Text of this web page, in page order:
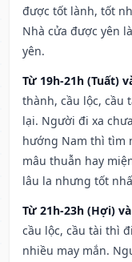
được tốt lành, tốt
Nhà cửa được yên
yên.
Từ 19h-21h (Tuất)
thành, cầu lộc, cầu
lại. Người đi xa
hướng Nam thì tìm
mâu thuẫn hay
lâu la nhưng tốt
Từ 21h-23h (Hợi)
cầu lộc, cầu tài thì
nhiều may mắn.